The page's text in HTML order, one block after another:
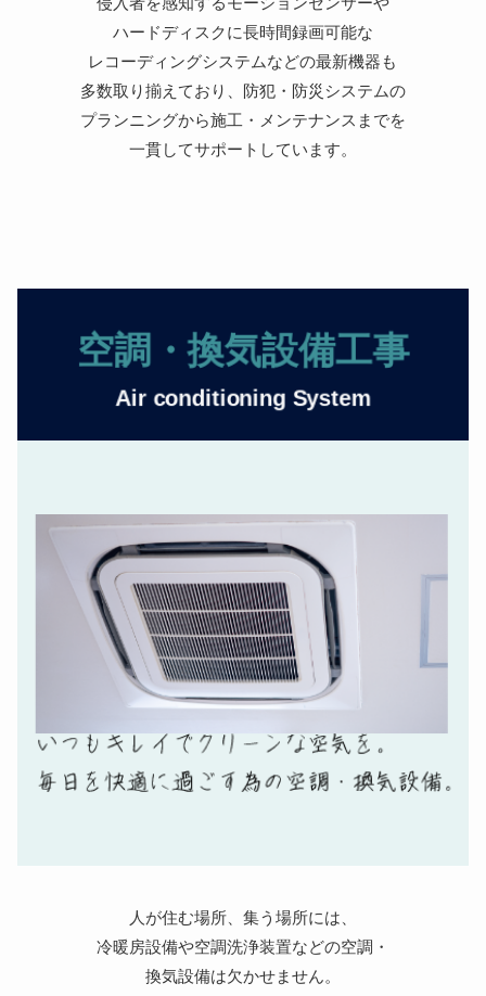
ハードディスクに長時間録画可能な
レコーディングシステムなどの最新機器も
多数取り揃えており、防犯・防災システムの
プランニングから施工・メンテナンスまでを
一貫してサポートしています。
空調・換気設備工事
Air conditioning System
人が住む場所、集う場所には、
冷暖房設備や空調洗浄装置などの空調・
換気設備は欠かせません。